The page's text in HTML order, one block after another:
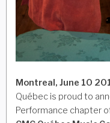
Montreal, June 10
Québec is proud to
Performance chapter